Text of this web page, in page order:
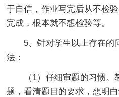
于自信，作业写完后从不检
完成，根本就不想检验等。
5、针对学生以上存在的
法：
（1）仔细审题的习惯。
题，看清题目的要求，想明